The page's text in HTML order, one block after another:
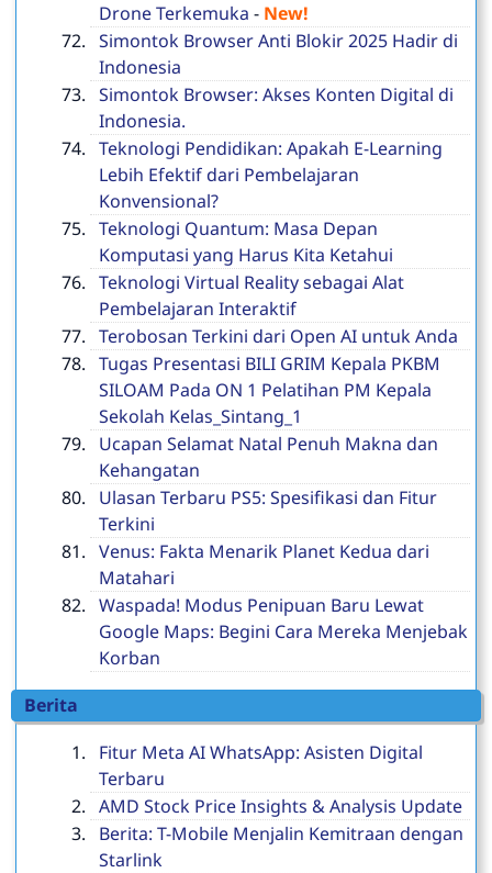
Drone Terkemuka - New!
Simontok Browser Anti Blokir 2025 Hadir di
Indonesia
Simontok Browser: Akses Konten Digital di
Indonesia.
Teknologi Pendidikan: Apakah E-Learning
Lebih Efektif dari Pembelajaran
Konvensional?
Teknologi Quantum: Masa Depan
Komputasi yang Harus Kita Ketahui
Teknologi Virtual Reality sebagai Alat
Pembelajaran Interaktif
Terobosan Terkini dari Open AI untuk Anda
Tugas Presentasi BILI GRIM Kepala PKBM
SILOAM Pada ON 1 Pelatihan PM Kepala
Sekolah Kelas_Sintang_1
Ucapan Selamat Natal Penuh Makna dan
Kehangatan
Ulasan Terbaru PS5: Spesifikasi dan Fitur
Terkini
Venus: Fakta Menarik Planet Kedua dari
Matahari
Waspada! Modus Penipuan Baru Lewat
Google Maps: Begini Cara Mereka Menjebak
Korban
Berita
Fitur Meta AI WhatsApp: Asisten Digital
Terbaru
AMD Stock Price Insights & Analysis Update
Berita: T-Mobile Menjalin Kemitraan dengan
Starlink